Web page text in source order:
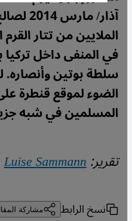
آذار/
الملايين من تتار
في المنفى داخل
سلطة بوتين وأنصاره.
الضوء لموقع قنطرة
المسلمين في شبه
تقرير:Luise Sammann
نسخ الرابط مشاركة